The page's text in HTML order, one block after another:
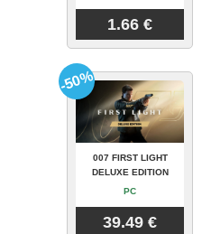
1.66 €
007 FIRST LIGHT
DELUXE EDITION
PC
39.49 €
-50%